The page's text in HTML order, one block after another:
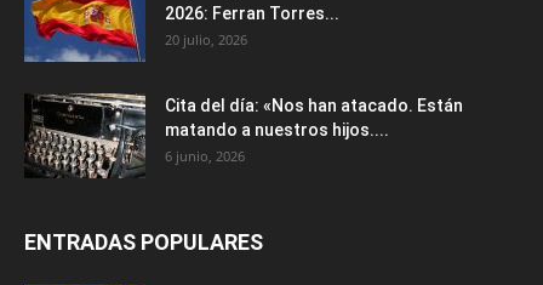
2026: Ferran Torres...
20 julio, 2026
Cita del día: «Nos han atacado. Están
matando a nuestros hijos....
6 junio, 2026
ENTRADAS POPULARES